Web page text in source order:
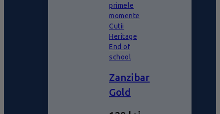
primele
momente
Cutii
Heritage
End of
school
Zanzibar
Gold